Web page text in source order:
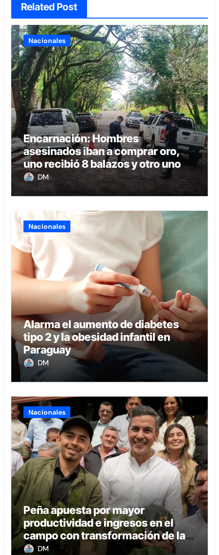
Related Post
Nacionales
Encarnación: Hombres
asesinados iban a comprar oro,
uno recibió 8 balazos y otro uno en
la boca
DM
Nacionales
Alarma el aumento de diabetes
tipo 2 y la obesidad infantil en
Paraguay
DM
Nacionales
Peña apuesta por mayor
productividad e ingresos en el
campo con transformación de la
agricultura familiar
DM